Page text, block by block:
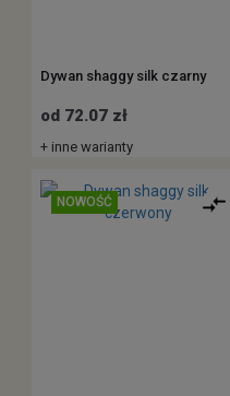
Dywan shaggy silk czarny
od 72.07 zł
+ inne warianty
NOWOŚĆ